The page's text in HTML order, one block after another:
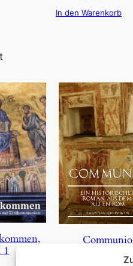
In den Warenkorb
1
Communio